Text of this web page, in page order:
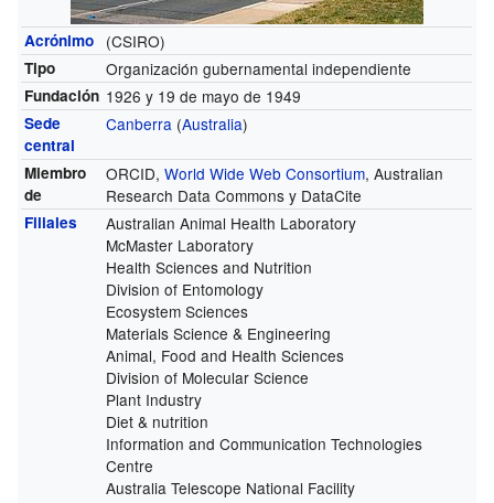
Acrónimo (CSIRO)
Tipo Organización gubernamental independiente
Fundación 1926 y 19 de mayo de 1949
Sede
central
Canberra (Australia)
Miembro
de
ORCID,World Wide Web Consortium, Australian
Research Data Commons y DataCite
Filiales
Australian Animal Health Laboratory
McMaster Laboratory
Health Sciences and Nutrition
Division of Entomology
Ecosystem Sciences
Materials Science & Engineering
Animal, Food and Health Sciences
Division of Molecular Science
Plant Industry
Diet & nutrition
Information and Communication Technologies
Centre
Australia Telescope National Facility